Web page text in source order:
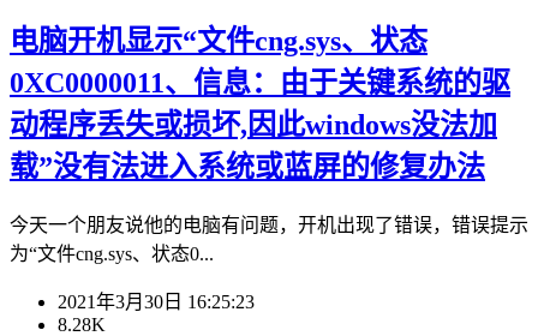
电脑开机显示“文件cng.sys、状态
0XC0000011、信息：由于关键系统的驱
动程序丢失或损坏,因此windows没法加
载”没有法进入系统或蓝屏的修复办法
今天一个朋友说他的电脑有问题，开机出现了错误，错误提示
为“文件cng.sys、状态0...
2021年3月30日 16:25:23
8.28K